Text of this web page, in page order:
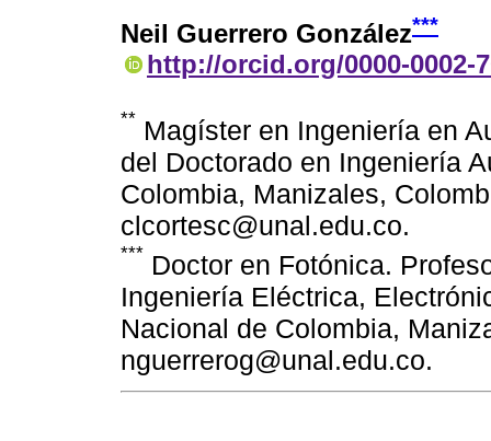
Neil Guerrero González***
http://orcid.org/0000-0002-
** Magíster en Ingeniería en
del Doctorado en Ingeniería
Colombia, Manizales,
clcortesc@unal.edu.co.
*** Doctor en Fotónica.
Ingeniería Eléctrica,
Nacional de Colombia,
nguerrerog@unal.edu.co.